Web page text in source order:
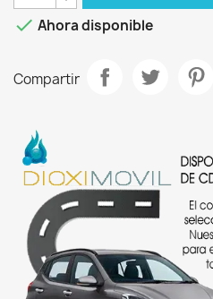
 Ahora disponible
Compartir